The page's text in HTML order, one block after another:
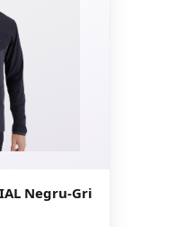
Negru-Gri